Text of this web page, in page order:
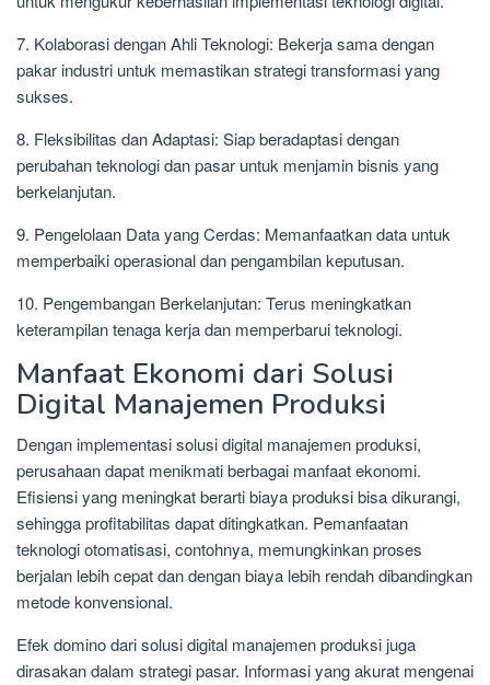
7. Kolaborasi dengan Ahli Teknologi: Bekerja sama dengan
pakar industri untuk memastikan strategi transformasi yang
sukses.
8. Fleksibilitas dan Adaptasi: Siap beradaptasi dengan
perubahan teknologi dan pasar untuk menjamin bisnis yang
berkelanjutan.
9. Pengelolaan Data yang Cerdas: Memanfaatkan data untuk
memperbaiki operasional dan pengambilan keputusan.
10. Pengembangan Berkelanjutan: Terus meningkatkan
keterampilan tenaga kerja dan memperbarui teknologi.
Manfaat Ekonomi dari Solusi
Digital Manajemen Produksi
Dengan implementasi solusi digital manajemen produksi,
perusahaan dapat menikmati berbagai manfaat ekonomi.
Efisiensi yang meningkat berarti biaya produksi bisa dikurangi,
sehingga profitabilitas dapat ditingkatkan. Pemanfaatan
teknologi otomatisasi, contohnya, memungkinkan proses
berjalan lebih cepat dan dengan biaya lebih rendah dibandingkan
metode konvensional.
Efek domino dari solusi digital manajemen produksi juga
dirasakan dalam strategi pasar. Informasi yang akurat mengenai